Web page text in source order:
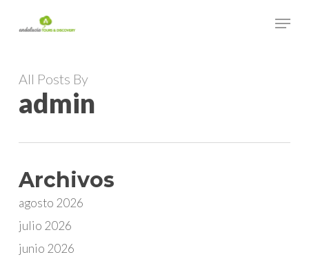
Menu
All Posts By
admin
Archivos
agosto 2026
julio 2026
junio 2026